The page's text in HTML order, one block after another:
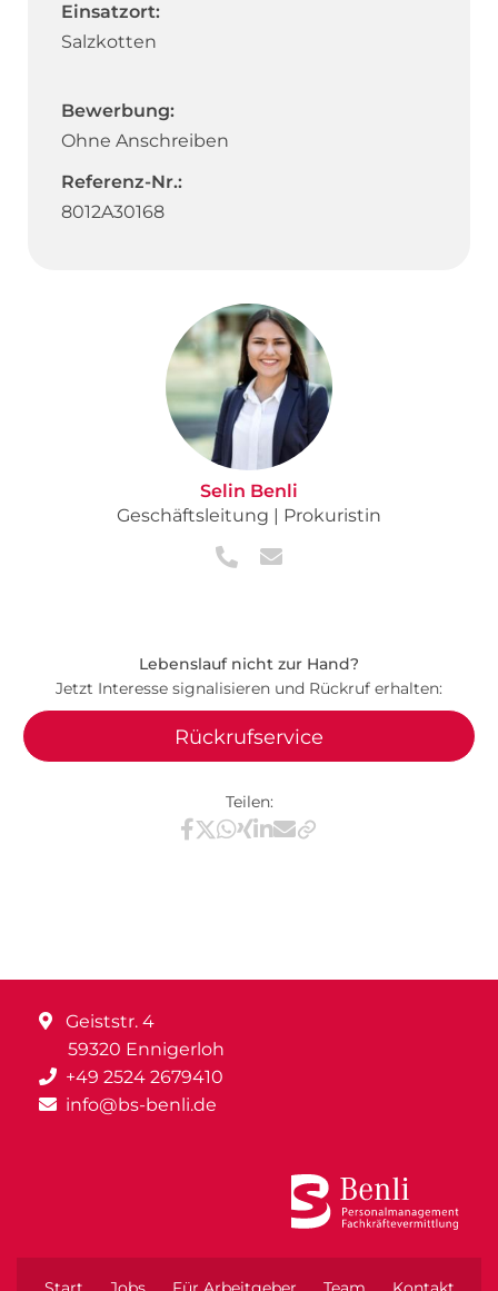
Einsatzort:
Salzkotten
Bewerbung:
Ohne Anschreiben
Referenz-Nr.:
8012A30168
Selin Benli
Geschäftsleitung | Prokuristin
Lebenslauf nicht zur Hand?
Jetzt Interesse signalisieren und Rückruf erhalten:
Rückrufservice
Teilen:
Teilen via Facebook
Teilen via X / Twitter
Teilen via WhatsApp
Teilen via Xing
Teilen via LinkedIn
Teilen via E-Mail
Geiststr. 4
59320 Ennigerloh
+49 2524 2679410
info@bs-benli.de